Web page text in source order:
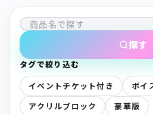
探す
タグで絞り込む
イベントチケット付き
ボイ
アクリルブロック
豪華版